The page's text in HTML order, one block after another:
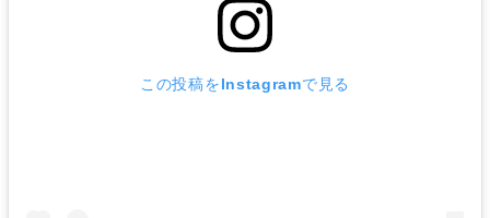
この投稿をInstagramで見る